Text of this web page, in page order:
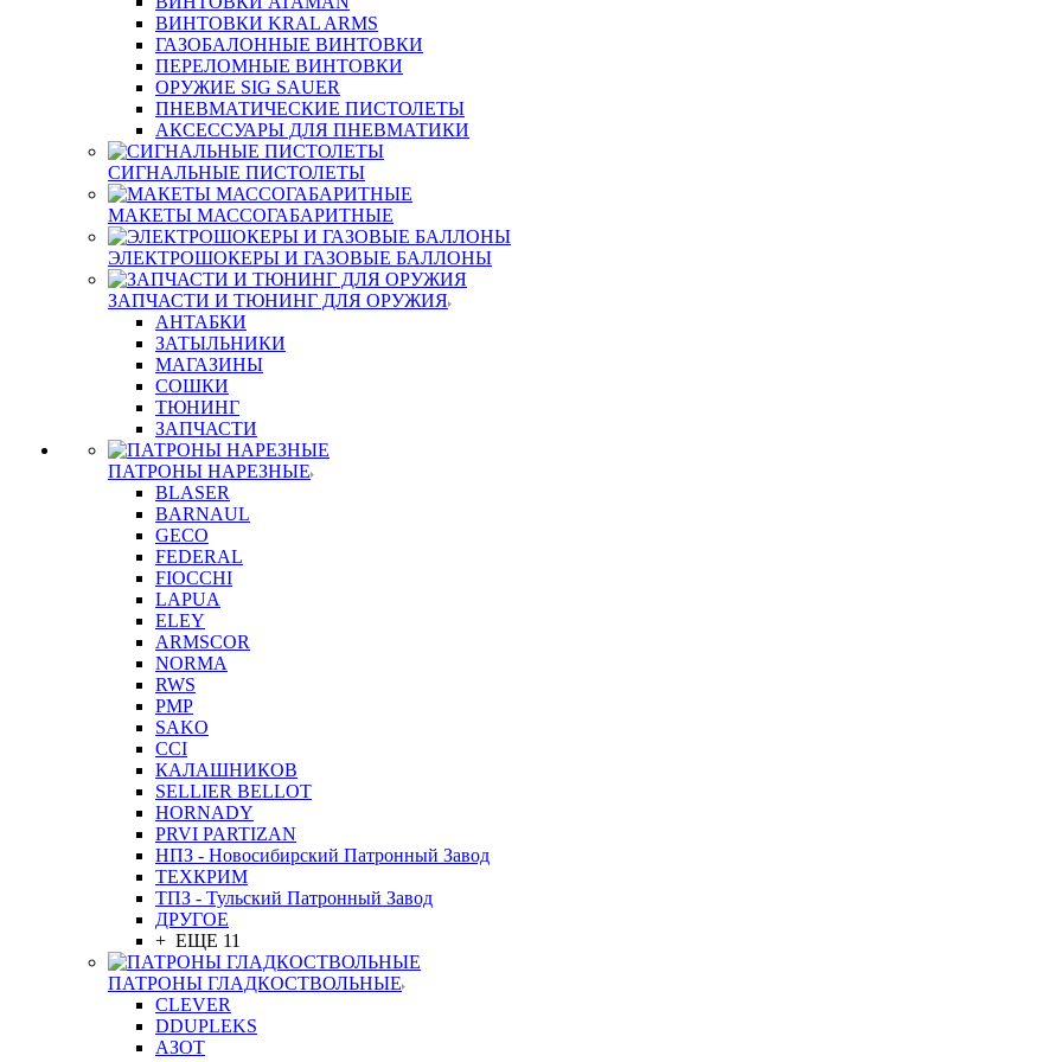
ВИНТОВКИ KRAL ARMS
ГАЗОБАЛОННЫЕ ВИНТОВКИ
ПЕРЕЛОМНЫЕ ВИНТОВКИ
ОРУЖИЕ SIG SAUER
ПНЕВМАТИЧЕСКИЕ ПИСТОЛЕТЫ
АКСЕССУАРЫ ДЛЯ ПНЕВМАТИКИ
СИГНАЛЬНЫЕ ПИСТОЛЕТЫ
МАКЕТЫ МАССОГАБАРИТНЫЕ
ЭЛЕКТРОШОКЕРЫ И ГАЗОВЫЕ БАЛЛОНЫ
ЗАПЧАСТИ И ТЮНИНГ ДЛЯ ОРУЖИЯ
АНТАБКИ
ЗАТЫЛЬНИКИ
МАГАЗИНЫ
СОШКИ
ТЮНИНГ
ЗАПЧАСТИ
ПАТРОНЫ НАРЕЗНЫЕ
BLASER
BARNAUL
GEСO
FEDERAL
FIOCCHI
LAPUA
ELEY
ARMSCOR
NORMA
RWS
PMP
SAKO
CCI
КАЛАШНИКОВ
SELLIER BELLOT
HORNADY
PRVI PARTIZAN
НПЗ - Новосибирский Патронный Завод
ТЕХКРИМ
ТПЗ - Тульский Патронный Завод
ДРУГОЕ
+ ЕЩЕ 11
ПАТРОНЫ ГЛАДКОСТВОЛЬНЫЕ
CLEVER
DDUPLEKS
АЗОТ